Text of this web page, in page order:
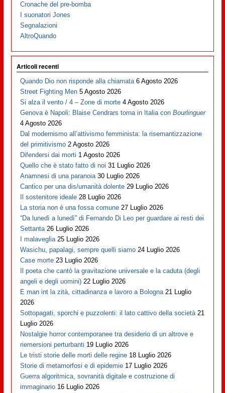
Cronache del pre-bomba
I suonatori Jones
Segnalazioni
AltroQuando
Articoli recenti
Quando Dio non risponde alla chiamata 6 Agosto 2026
Street Fighting Men 5 Agosto 2026
Si alza il vento / 4 – Zone di morte 4 Agosto 2026
Genova è Napoli: Blaise Cendrars torna in Italia conBourlinguer
4 Agosto 2026
Dal modernismo all’attivismo femminista: la risemantizzazione
del primitivismo 2 Agosto 2026
Difendersi dai morti 1 Agosto 2026
Quello che è stato fatto di noi 31 Luglio 2026
Anamnesi di una paranoia 30 Luglio 2026
Cantico per una dis/umanità dolente 29 Luglio 2026
Il sostenitore ideale 28 Luglio 2026
La storia non è una fossa comune 27 Luglio 2026
“Da lunedì a lunedì” di Fernando Di Leo per guardare ai resti dei
Settanta 26 Luglio 2026
I malaveglia 25 Luglio 2026
Wasichu, papalagi, sempre quelli siamo 24 Luglio 2026
Case morte 23 Luglio 2026
Il poeta che cantò la gravitazione universale e la caduta (degli
angeli e degli uomini) 22 Luglio 2026
E man int la zità, cittadinanza e lavoro a Bologna 21 Luglio
2026
Sottopagati, sporchi e puzzolenti: il lato cattivo della società 21
Luglio 2026
Nostalgie horror contemporanee tra desiderio di un altrove e
riemersioni perturbanti 19 Luglio 2026
Le tristi storie delle morti delle regine 18 Luglio 2026
Storie di metamorfosi e di epidemie 17 Luglio 2026
Guerra algoritmica, sovranità digitale e costruzione di
immaginario 16 Luglio 2026